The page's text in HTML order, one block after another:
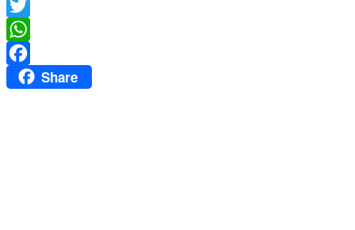
Messenger
Twitter
WhatsApp
FacebookShare